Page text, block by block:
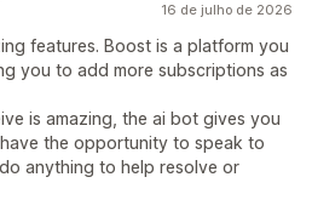
16 de julho de 2026
features. Boost is a platform you
you to add more subscriptions as
is amazing, the ai bot gives you
the opportunity to speak to
anything to help resolve or